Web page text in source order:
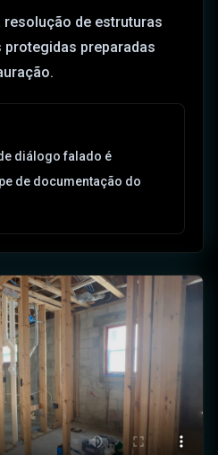
resolução de estruturas
preparadas
diálogo falado é
de documentação do